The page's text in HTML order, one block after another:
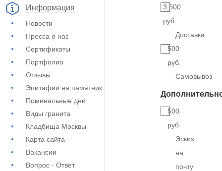
Информация
Новости
Пресса о нас
Сертификаты
Портфолио
Отзывы
Эпитафии на памятник
Поминальные дни
Виды гранита
Кладбища Москвы
Карта сайта
Вакансии
Вопрос - Ответ
3.500
руб.
Доставка
500
руб.
Самовывоз
500
руб.
Эскиз
на
почту